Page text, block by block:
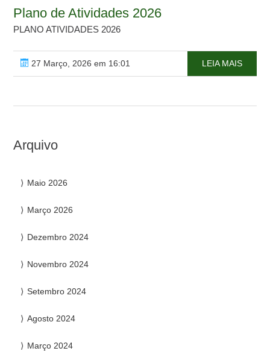
Plano de Atividades 2026
PLANO ATIVIDADES 2026
27 Março, 2026 em 16:01 LEIA MAIS
Arquivo
Maio 2026
Março 2026
Dezembro 2024
Novembro 2024
Setembro 2024
Agosto 2024
Março 2024